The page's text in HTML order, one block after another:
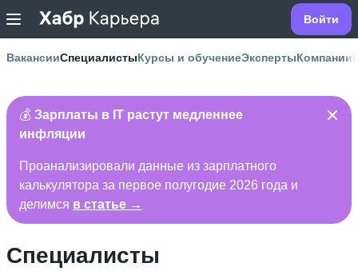
Войти
ВакансииСпециалистыКурсы и обучениеЭкспертыКомпании
💰 Зарплаты в IT растут медленнее
инфляции
Проанализировали данные из зарплатного
калькулятора за первое полугодие 2026 года и
делимся в статье →
Специалисты